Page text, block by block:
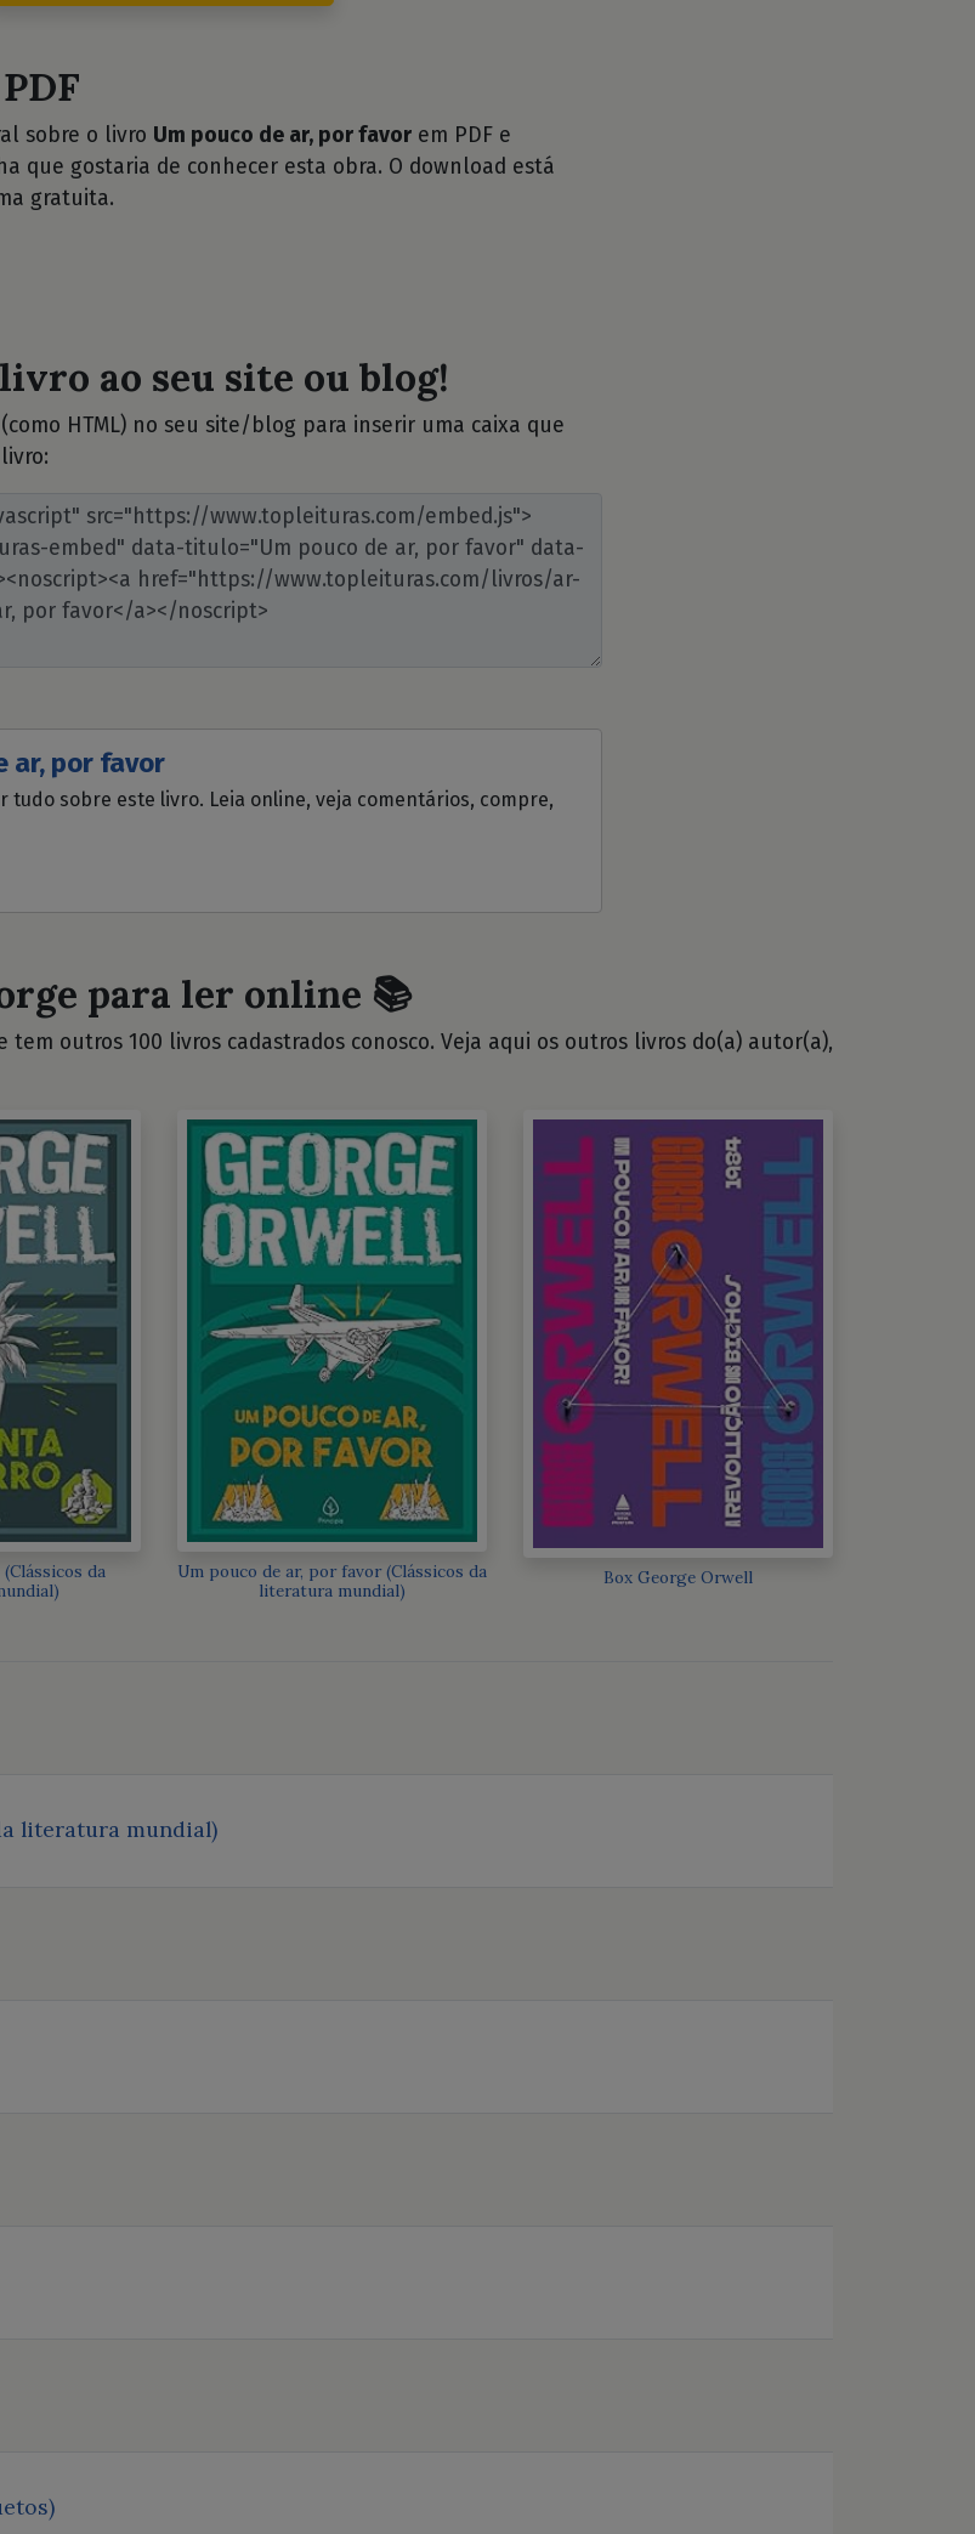
sobre o livro Um pouco de ar, por favor em PDF e
que gostaria de conhecer esta obra. O download está
gratuita.
ao seu site ou blog!
HTML) no seu site/blog para inserir uma caixa que
ar, por favor
tudo sobre este livro. Leia online, veja comentários, compre,
para ler online 📚
outros 100 livros cadastrados conosco. Veja aqui os outros livros do(a) autor(a),
da
Um pouco de ar, por favor (Clássicos da
literatura mundial)
Box George Orwell
literatura mundial)